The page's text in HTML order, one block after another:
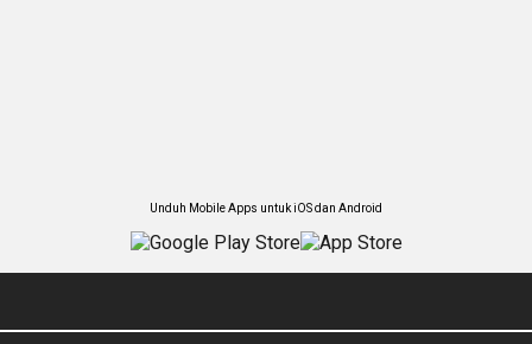
Unduh Mobile Apps untuk iOS dan Android